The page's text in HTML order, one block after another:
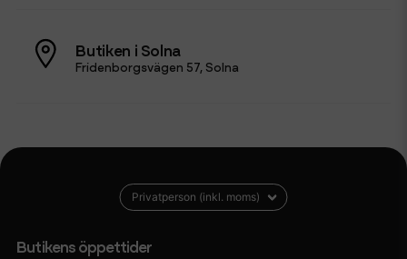
Butiken i Solna
Fridenborgsvägen 57, Solna
Butikens öppettider